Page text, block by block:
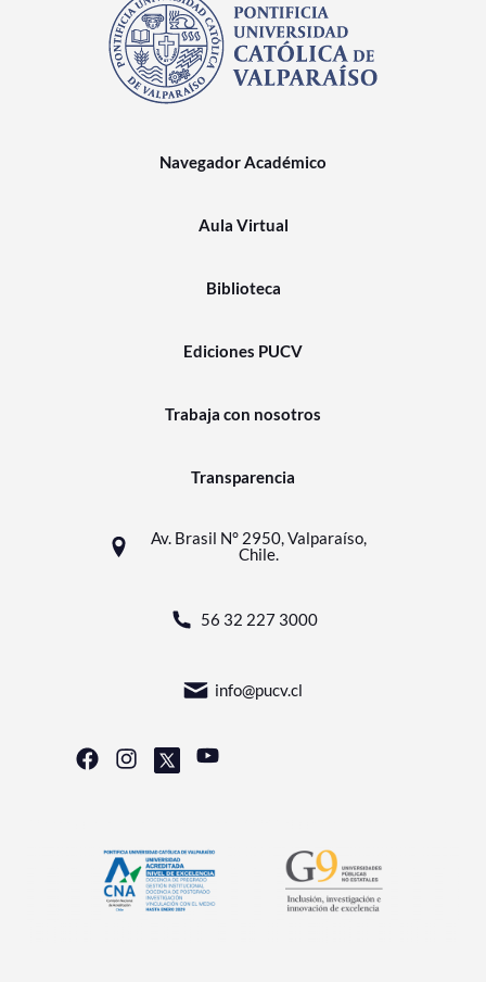
Navegador Académico
Aula Virtual
Biblioteca
Ediciones PUCV
Trabaja con nosotros
Transparencia
Av. Brasil N° 2950, Valparaíso,
Chile.
56 32 227 3000
info@pucv.cl